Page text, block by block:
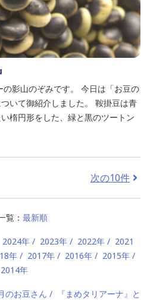
影山のぞみです。 今日は「お豆の
いて御紹介しました。 鞍掛豆は青
楕円形をした、緑と黒のツートン
次の10件
覧： 最新順
2024年 2023年 2022年
2021
年 2017年 2016年
2015年
2014年
のお豆さん
『まめタリアーナ』と